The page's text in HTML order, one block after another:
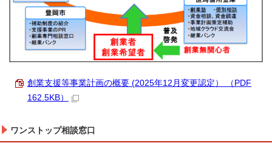
創業支援等事業計画の概要 (2025年12月変更認定） （PDF
162.5KB）
ワンストップ相談窓口